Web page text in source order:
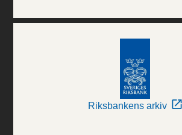
Riksbankens arkiv